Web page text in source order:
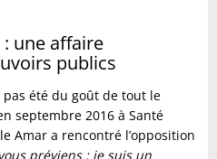
: une affaire
publics
pas été du goût de tout le
septembre 2016 à Santé
Amar a rencontré l’opposition
préviens : je suis un